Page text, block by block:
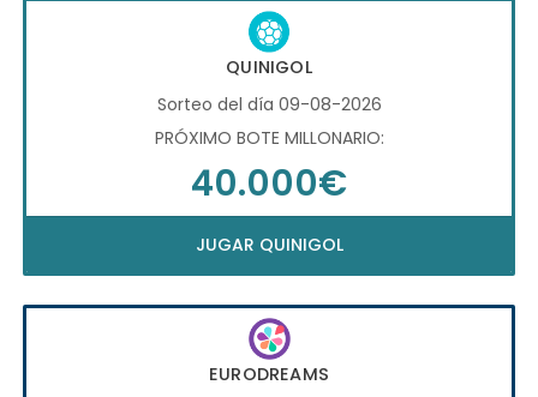
QUINIGOL
Sorteo del día 09-08-2026
PRÓXIMO BOTE MILLONARIO:
40.000€
JUGAR QUINIGOL
EURODREAMS